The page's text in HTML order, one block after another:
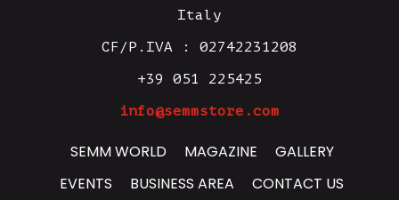
Italy
CF/P.IVA : 02742231208
+39 051 225425
info@semmstore.com
SEMM WORLD MAGAZINE
GALLERY
EVENTS
BUSINESS AREA CONTACT US